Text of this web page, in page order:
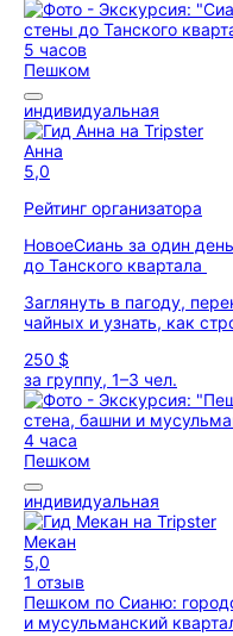
5 часов
Пешком
индивидуальная
Анна
5,0
Рейтинг организатора
НовоеСиань за один
до Танского квартала
Заглянуть в пагоду,
чайных и узнать, как
250 $
за группу, 1–3 чел.
4 часа
Пешком
индивидуальная
Мекан
5,0
1 отзыв
Пешком по Сианю:
и мусульманский